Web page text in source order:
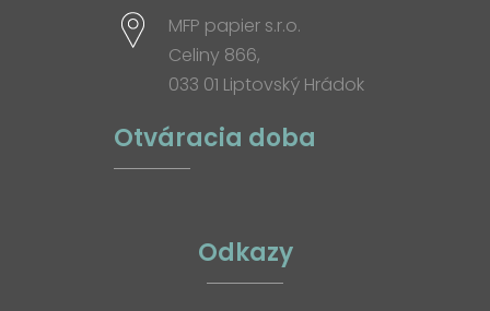
MFP papier s.r.o.
Celiny 866,
033 01 Liptovský Hrádok
Otváracia doba
Odkazy